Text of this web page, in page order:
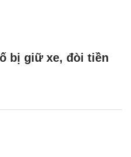
bị giữ xe, đòi tiền